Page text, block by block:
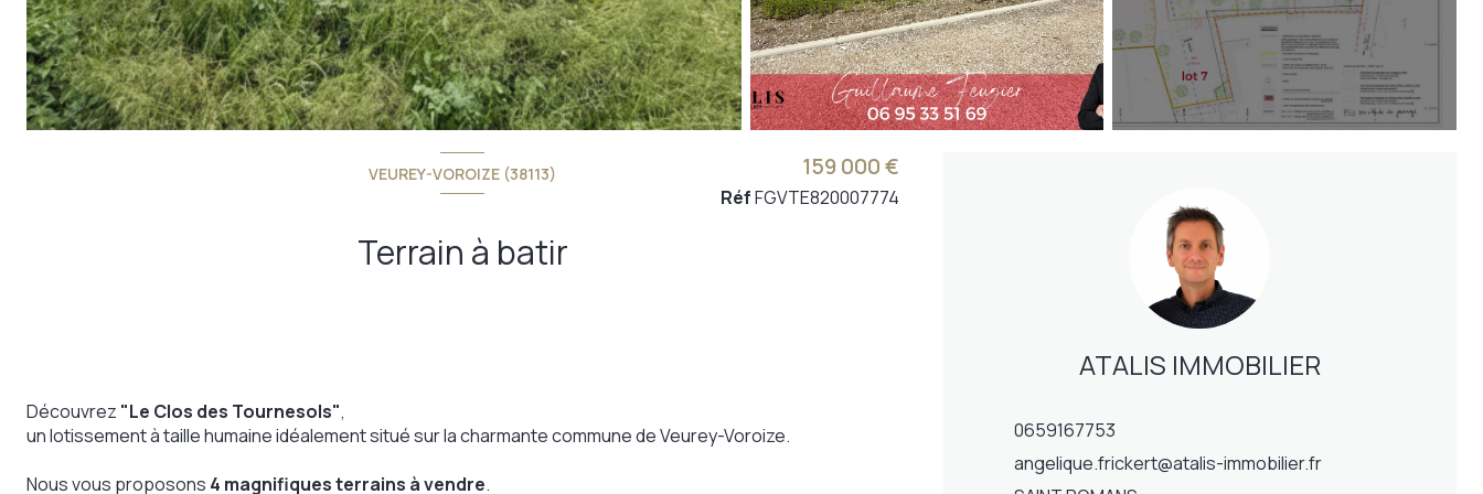
VEUREY-VOROIZE (38113)
Terrain à batir
159 000 €
RéfFGVTE820007774
Découvrez "Le Clos des Tournesols",
un lotissement à taille humaine idéalement situé sur la charmante commune de Veurey-Voroize.
Nous vous proposons 4 magnifiques terrains à vendre.
ATALIS IMMOBILIER
0659167753
angelique.frickert@atalis-immobilier.fr